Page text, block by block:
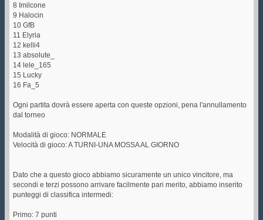
8 Imilcone
9 Halocin
10 GfB
11 Elyria
12 kelli4
13 absolute_
14 lele_165
15 Lucky
16 Fa_5
Ogni partita dovrà essere aperta con queste opzioni, pena l'annullamento
dal torneo
Modalità di gioco: NORMALE
Velocità di gioco: A TURNI-UNA MOSSA AL GIORNO
Dato che a questo gioco abbiamo sicuramente un unico vincitore, ma
secondi e terzi possono arrivare facilmente pari merito, abbiamo inserito
punteggi di classifica intermedi:
Primo: 7 punti